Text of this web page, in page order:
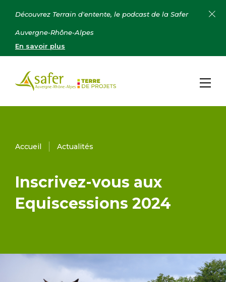
Découvrez Terrain d'entente, le podcast de la Safer
Auvergne-Rhône-Alpes
En savoir plus
Accueil Actualités
Inscrivez-vous aux
Equiscessions 2024